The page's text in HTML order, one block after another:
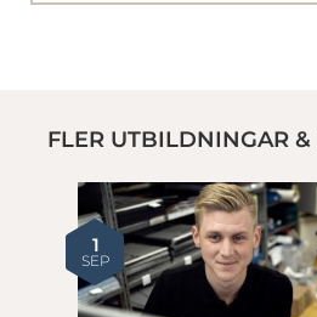
FLER UTBILDNINGAR &
1
SEP